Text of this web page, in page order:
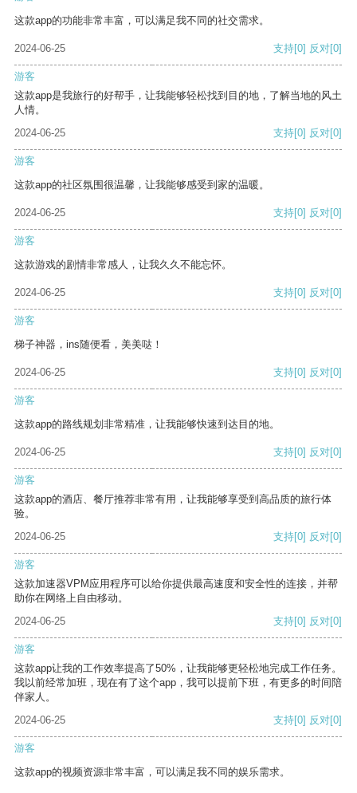
这款app的功能非常丰富，可以满足我不同的社交需求。
2024-06-25 支持[0] 反对[0]
游客
这款app是我旅行的好帮手，让我能够轻松找到目的地，了解当地的风土
人情。
2024-06-25
支持[0] 反对[0]
游客
这款app的社区氛围很温馨，让我能够感受到家的温暖。
2024-06-25 支持[0] 反对[0]
游客
这款游戏的剧情非常感人，让我久久不能忘怀。
2024-06-25 支持[0] 反对[0]
游客
梯子神器，ins随便看，美美哒！
2024-06-25 支持[0] 反对[0]
游客
这款app的路线规划非常精准，让我能够快速到达目的地。
2024-06-25 支持[0] 反对[0]
游客
这款app的酒店、餐厅推荐非常有用，让我能够享受到高品质的旅行体
验。
2024-06-25
支持[0] 反对[0]
游客
这款加速器VPM应用程序可以给你提供最高速度和安全性的连接，并帮
助你在网络上自由移动。
2024-06-25
支持[0] 反对[0]
游客
这款app让我的工作效率提高了50%，让我能够更轻松地完成工作任务。
我以前经常加班，现在有了这个app，我可以提前下班，有更多的时间陪
伴家人。
2024-06-25
支持[0] 反对[0]
游客
这款app的视频资源非常丰富，可以满足我不同的娱乐需求。